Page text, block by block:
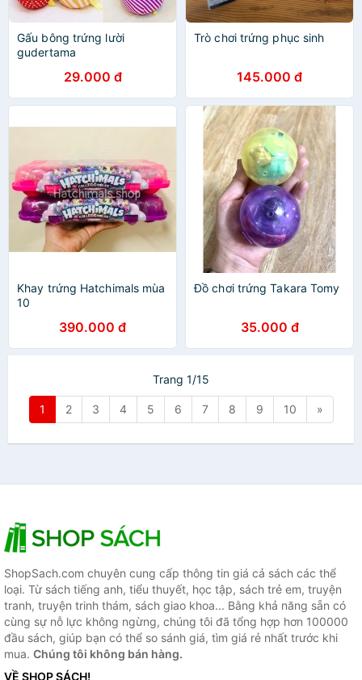
Gấu bông trứng lười
gudertama
29.000 đ
Trò chơi trứng phục sinh
145.000 đ
Khay trứng Hatchimals mùa
10
390.000 đ
Đồ chơi trứng Takara Tomy
35.000 đ
Trang 1/15
1 2 3 4 5 6 7 8 9 10 »
ShopSach.com chuyên cung cấp thông tin giá cả sách các thể
loại. Từ sách tiếng anh, tiểu thuyết, học tập, sách trẻ em, truyện
tranh, truyện trinh thám, sách giao khoa... Bằng khả năng sẵn có
cùng sự nỗ lực không ngừng, chúng tôi đã tổng hợp hơn 100000
đầu sách, giúp bạn có thể so sánh giá, tìm giá rẻ nhất trước khi
mua. Chúng tôi không bán hàng.
VỀ SHOP SÁCH!